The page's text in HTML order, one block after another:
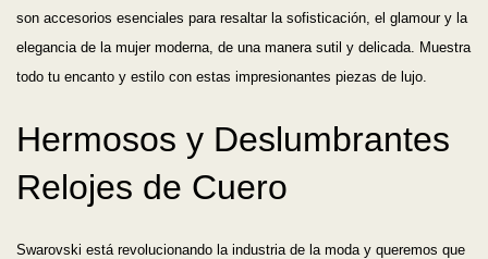
son accesorios esenciales para resaltar la sofisticación, el glamour y la
elegancia de la mujer moderna, de una manera sutil y delicada. Muestra
todo tu encanto y estilo con estas impresionantes piezas de lujo.
Hermosos y Deslumbrantes
Relojes de Cuero
Swarovski está revolucionando la industria de la moda y queremos que